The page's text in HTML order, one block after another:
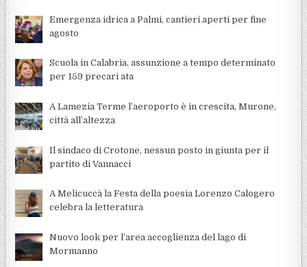
Emergenza idrica a Palmi, cantieri aperti per fine
agosto
Scuola in Calabria, assunzione a tempo determinato
per 159 precari ata
A Lamezia Terme l’aeroporto è in crescita, Murone,
città all’altezza
Il sindaco di Crotone, nessun posto in giunta per il
partito di Vannacci
A Melicuccà la Festa della poesia Lorenzo Calogero
celebra la letteratura
Nuovo look per l’area accoglienza del lago di
Mormanno